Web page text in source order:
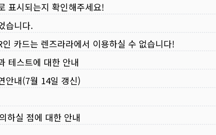
표시되는지 확인해주세요!
습니다.
카드는 렌즈라라에서 이용하실 수 없습니다!
테스트에 대한 안내
안내(7월 14일 갱신)
하실 점에 대한 안내